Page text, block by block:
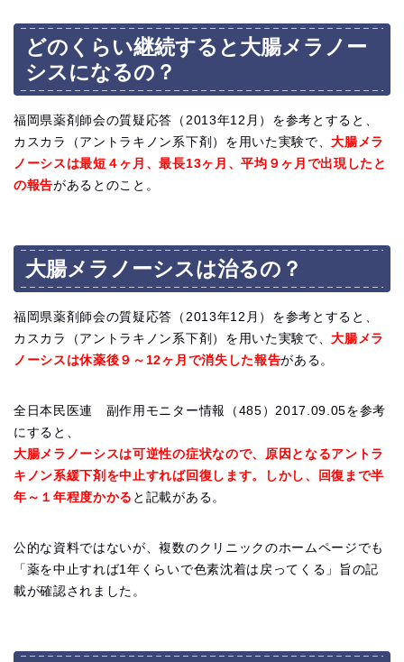
どのくらい継続すると大腸メラノー
シスになるの？
福岡県薬剤師会の質疑応答（2013年12月）を参考とすると、
カスカラ（アントラキノン系下剤）を用いた実験で、大腸メラ
ノーシスは最短４ヶ月、最長13ヶ月、平均９ヶ月で出現したと
の報告があるとのこと。
大腸メラノーシスは治るの？
福岡県薬剤師会の質疑応答（2013年12月）を参考とすると、
カスカラ（アントラキノン系下剤）を用いた実験で、大腸メラ
ノーシスは休薬後９～12ヶ月で消失した報告がある。
全日本民医連 副作用モニター情報（485）2017.09.05を参考
にすると、
大腸メラノーシスは可逆性の症状なので、原因となるアントラ
キノン系緩下剤を中止すれば回復します。しかし、回復まで半
年～１年程度かかる と記載がある。
公的な資料ではないが、複数のクリニックのホームページでも
「薬を中止すれば1年くらいで色素沈着は戻ってくる」旨の記
載が確認されました。